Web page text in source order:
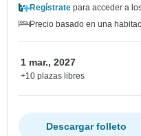
Regístrate para acceder a
Precio basado en una
1 mar., 2027
+10 plazas libres
Descargar folleto